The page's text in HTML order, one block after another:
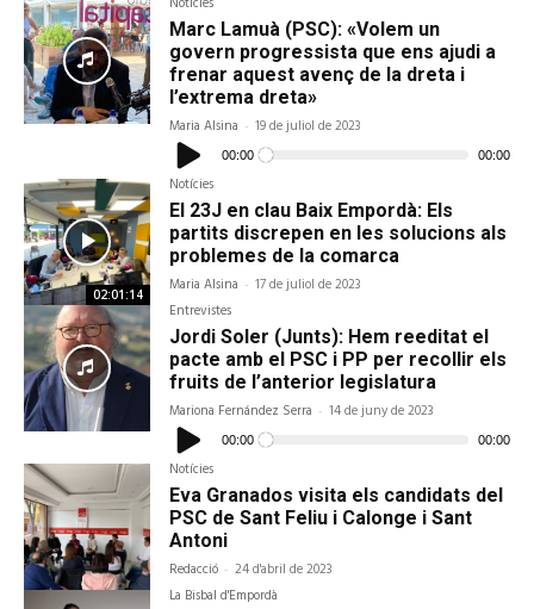
Marc Lamuà (PSC): «Volem un
govern progressista que ens ajudi a
frenar aquest avenç de la dreta i
l’extrema dreta»
Maria Alsina - 19 de juliol de 2023
Reproductor
d'àudio00:00 00:00
02:01:14
Notícies
El 23J en clau Baix Empordà: Els
partits discrepen en les solucions als
problemes de la comarca
Maria Alsina - 17 de juliol de 2023
Entrevistes
Jordi Soler (Junts): Hem reeditat el
pacte amb el PSC i PP per recollir els
fruits de l’anterior legislatura
Mariona Fernández Serra - 14 de juny de 2023
Reproductor
d'àudio00:00 00:00
Notícies
Eva Granados visita els candidats del
PSC de Sant Feliu i Calonge i Sant
Antoni
Redacció - 24 d'abril de 2023
La Bisbal d'Empordà